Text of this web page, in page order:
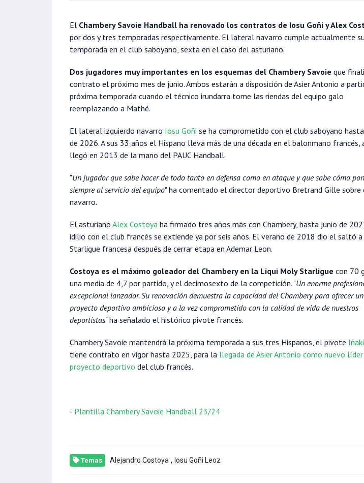
El Chambery Savoie Handball ha renovado los contratos de Iosu Goñi y Alex
por dos y tres temporadas respectivamente. El lateral navarro cumple actualmente
temporada en el club saboyano, sexta en el caso del asturiano.
Dos jugadores muy importantes en los esquemas del Chambery Savoie que
contrato el próximo mes de junio. Ambos estarán a disposición de Asier Antonio a
próxima temporada cuando el técnico irundarra tome las riendas del equipo galo
reemplazando a Mathé.
El lateral izquierdo navarro Iosu Goñi se ha comprometido con el club saboyano
de 2026. A sus 33 años el Hispano lleva más de una década en el balonmano francés,
llegó en 2013 de la mano del PAUC Handball.
"Un jugador que sabe hacer de todo tanto en defensa como en ataque y que sabe cómo
siempre al servicio del equipo" ha comentado el director deportivo Bretrand Gille sobre
navarro.
El asturiano Alex Costoya ha firmado tres años más con Chambery, hasta junio de
idilio con el club francés se extiende ya por seis años. El verano de 2018 dio el saltó
Starligue francesa después de cerrar etapa en Ademar Leon.
Costoya es el máximo goleador del Chambery en la Liqui Moly Starligue con 70
una media de 4,7 por partido, y el decimosexto de la competición. "Un enorme
excepcional lanzador. Su renovación demuestra la capacidad del Chambery para ofrecer un
proyecto deportivo ambicioso y a la vez comprometido con la calidad de vida de nuestros
deportistas" ha señalado el histórico pivote francés.
Chambery Savoie mantendrá la próxima temporada a sus tres Hispanos, el pivote
tiene contrato en vigor hasta 2025, para la llegada de Asier Antonio como nuevo
proyecto deportivo del club francés.
- Plantilla Chambery Savoie Handball 23/24
Temas Alejandro Costoya , Iosu Goñi Leoz